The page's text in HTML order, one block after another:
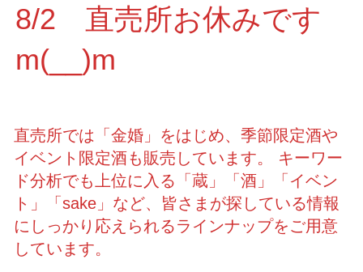
8/2 直売所お休みです
m(__)m
直売所では「金婚」をはじめ、季節限定酒や
イベント限定酒も販売しています。 キーワー
ド分析でも上位に入る「蔵」「酒」「イベン
ト」「sake」など、皆さまが探している情報
にしっかり応えられるラインナップをご用意
しています。